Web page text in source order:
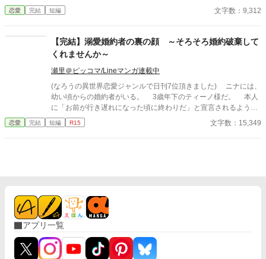
が、ついにそんな生活が終わるときが来る。 聖女が現れたの
だ。そして、さらにショックなことに、自分が乙女ゲームの世界
殿下に嫌われたくはないキャロラインは、王太子殿下の前から姿
を消すことにした。そんなお話です。 ちょっと切ないお話で
す。
恋愛 完結 短編 文字数：9,312
【完結】溺愛婚約者の裏の顔 ～そろそろ婚約破棄して
くれませんか～
瀬里＠ピッコマ/Lineマンガ連載中
(なろうの異世界恋愛ジャンルで日刊7位頂きました) ニナには、
幼い頃からの婚約者がいる。 3歳年下のティーノ様だ。 本人
に「お前が行き遅れになった頃に終わりだ」と宣言されるよう
な、典型的な「婚約破棄前提の格差婚約」だ。 行き遅れになる
前に何とか婚約破棄できないかと頑張ってはみるが、うまくいか
ど。 そんな中、第三王女殿下が、ティーノ様をお気に召したら
しいという噂が飛び込んできて、あきらめかけていた婚約破棄が
かなうかもしれないと、ニナは行動を起こすことにするのだが―
―。 全７話の短編です 完結確約です。
恋愛 完結 短編 R15 文字数：15,349
アプリ一覧